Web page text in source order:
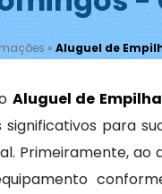
»Aluguel de
Aluguel de
significativos para
Primeiramente, ao